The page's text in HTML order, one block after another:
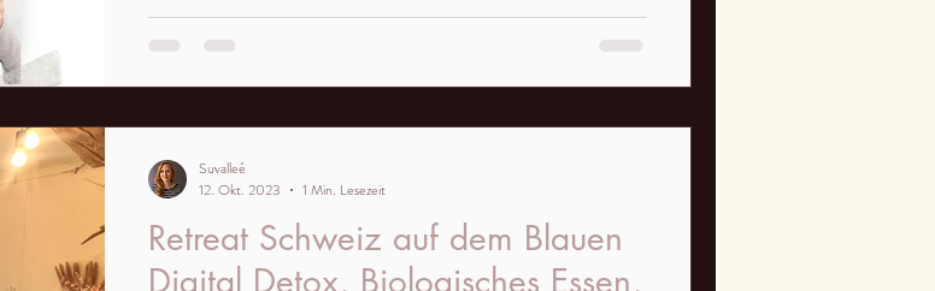
Retreat Schweiz auf dem Blauen
Digital Detox, Biologisches Essen,
Suvalleé
12. Okt. 2023
1 Min. Lesezeit